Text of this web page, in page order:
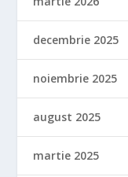
decembrie 2025
noiembrie 2025
august 2025
martie 2025